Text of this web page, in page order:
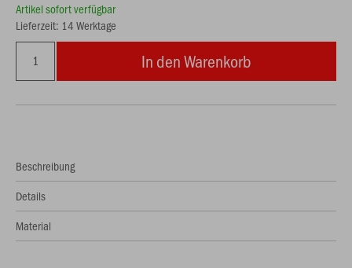
Artikel sofort verfügbar
Lieferzeit: 14 Werktage
In den Warenkorb
Beschreibung
Details
Material